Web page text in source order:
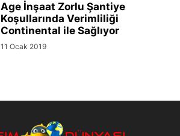
Age İnşaat Zorlu Şantiye
Koşullarında Verimliliği
Continental ile Sağlıyor
11 Ocak 2019